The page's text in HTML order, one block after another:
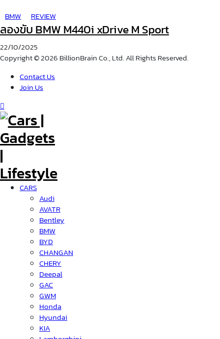
BMW REVIEW
ลองขับ BMW M440i xDrive M Sport
22/10/2025
Copyright © 2026 BillionBrain Co., Ltd. All Rights Reserved.
Contact Us
Join Us
CARS
Audi
AVATR
Bentley
BMW
BYD
CHANGAN
CHERY
Deepal
GAC
GWM
Honda
Hyundai
KIA